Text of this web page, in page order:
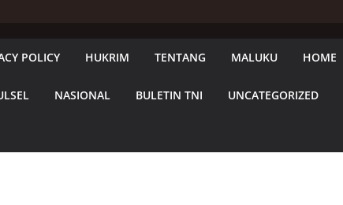
POLICY HUKRIM TENTANG MALUKU HOME
NASIONAL BULETIN TNI UNCATEGORIZED